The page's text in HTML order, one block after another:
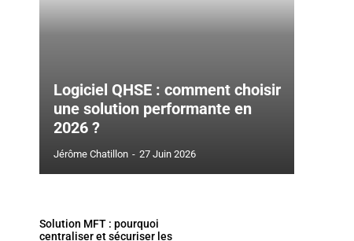
Logiciel QHSE : comment choisir
une solution performante en
2026 ?
Jérôme Chatillon - 27 Juin 2026
Solution MFT : pourquoi
centraliser et sécuriser les